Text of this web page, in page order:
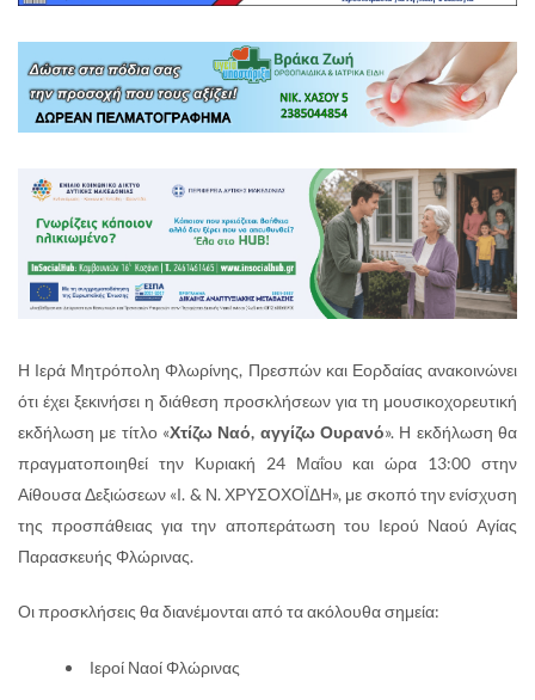
Η Ιερά Μητρόπολη Φλωρίνης, Πρεσπών και Εορδαίας ανακοινώνει
ότι έχει ξεκινήσει η διάθεση προσκλήσεων για τη μουσικοχορευτική
εκδήλωση με τίτλο «Χτίζω Ναό, αγγίζω Ουρανό». Η εκδήλωση θα
πραγματοποιηθεί την Κυριακή 24 Μαΐου και ώρα 13:00 στην
Αίθουσα Δεξιώσεων «Ι. & Ν. ΧΡΥΣΟΧΟΪΔΗ», με σκοπό την ενίσχυση
της προσπάθειας για την αποπεράτωση του Ιερού Ναού Αγίας
Παρασκευής Φλώρινας.
Οι προσκλήσεις θα διανέμονται από τα ακόλουθα σημεία:
Ιεροί Ναοί Φλώρινας